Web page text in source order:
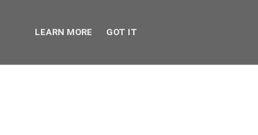
LEARN MORE GOT IT